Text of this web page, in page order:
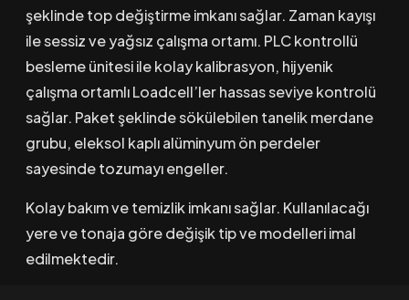
şeklinde top değiştirme imkanı sağlar. Zaman kayışı
ile sessiz ve yağsız çalışma ortamı. PLC kontrollü
besleme ünitesi ile kolay kalibrasyon, hijyenik
çalışma ortamlı Loadcell’ler hassas seviye kontrolü
sağlar. Paket şeklinde sökülebilen tanelik merdane
grubu, eleksol kaplı alüminyum ön perdeler
sayesinde tozumayı engeller.
Kolay bakım ve temizlik imkanı sağlar. Kullanılacağı
yere ve tonaja göre değişik tip ve modelleri imal
edilmektedir.